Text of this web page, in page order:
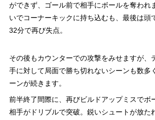
ができず、ゴール前で相手にボールを奪われ
いでコーナーキックに持ち込むも、最後は頭
32分で再び失点。
その後もカウンターでの攻撃をみせますが、
手に対して局面で勝ち切れないシーンも数多
ーンが続きます。
前半終了間際に、再びビルドアップミスでボ
相手がドリブルで突破。鋭いシュートが放た